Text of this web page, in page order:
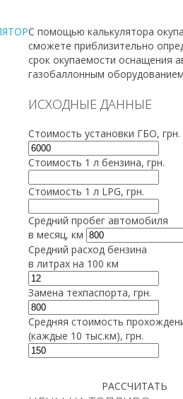
С помощью калькулятора
сможете приблизительно
срок окупаемости оснащения
газобаллонным
ИСХОДНЫЕ ДАННЫЕ
Стоимость установки ГБО, грн.
Стоимость 1 л бензина, грн.
Стоимость 1 л LPG, грн.
Средний пробег автомобиля
в месяц, км
Средний расход бензина
в литрах на 100 км
Замена техпаспорта, грн.
Средняя стоимость
(каждые 10 тыс.км), грн.
РАССЧИТАТЬ